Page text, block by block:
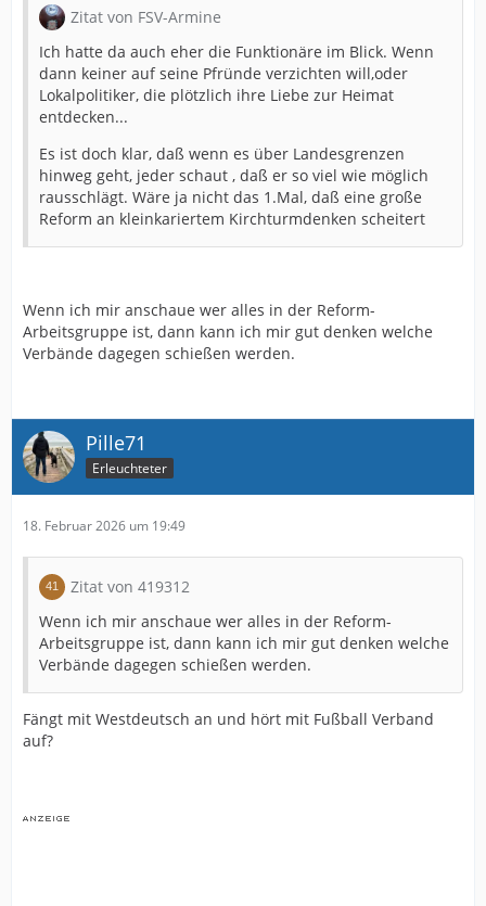
Zitat von FSV-Armine
Ich hatte da auch eher die Funktionäre im Blick. Wenn
dann keiner auf seine Pfründe verzichten will,oder
Lokalpolitiker, die plötzlich ihre Liebe zur Heimat
entdecken...
Es ist doch klar, daß wenn es über Landesgrenzen
hinweg geht, jeder schaut , daß er so viel wie möglich
rausschlägt. Wäre ja nicht das 1.Mal, daß eine große
Reform an kleinkariertem Kirchturmdenken scheitert
Wenn ich mir anschaue wer alles in der Reform-
Arbeitsgruppe ist, dann kann ich mir gut denken welche
Verbände dagegen schießen werden.
Pille71
Erleuchteter
18. Februar 2026 um 19:49
Zitat von 419312
Wenn ich mir anschaue wer alles in der Reform-
Arbeitsgruppe ist, dann kann ich mir gut denken welche
Verbände dagegen schießen werden.
Fängt mit Westdeutsch an und hört mit Fußball Verband
auf?